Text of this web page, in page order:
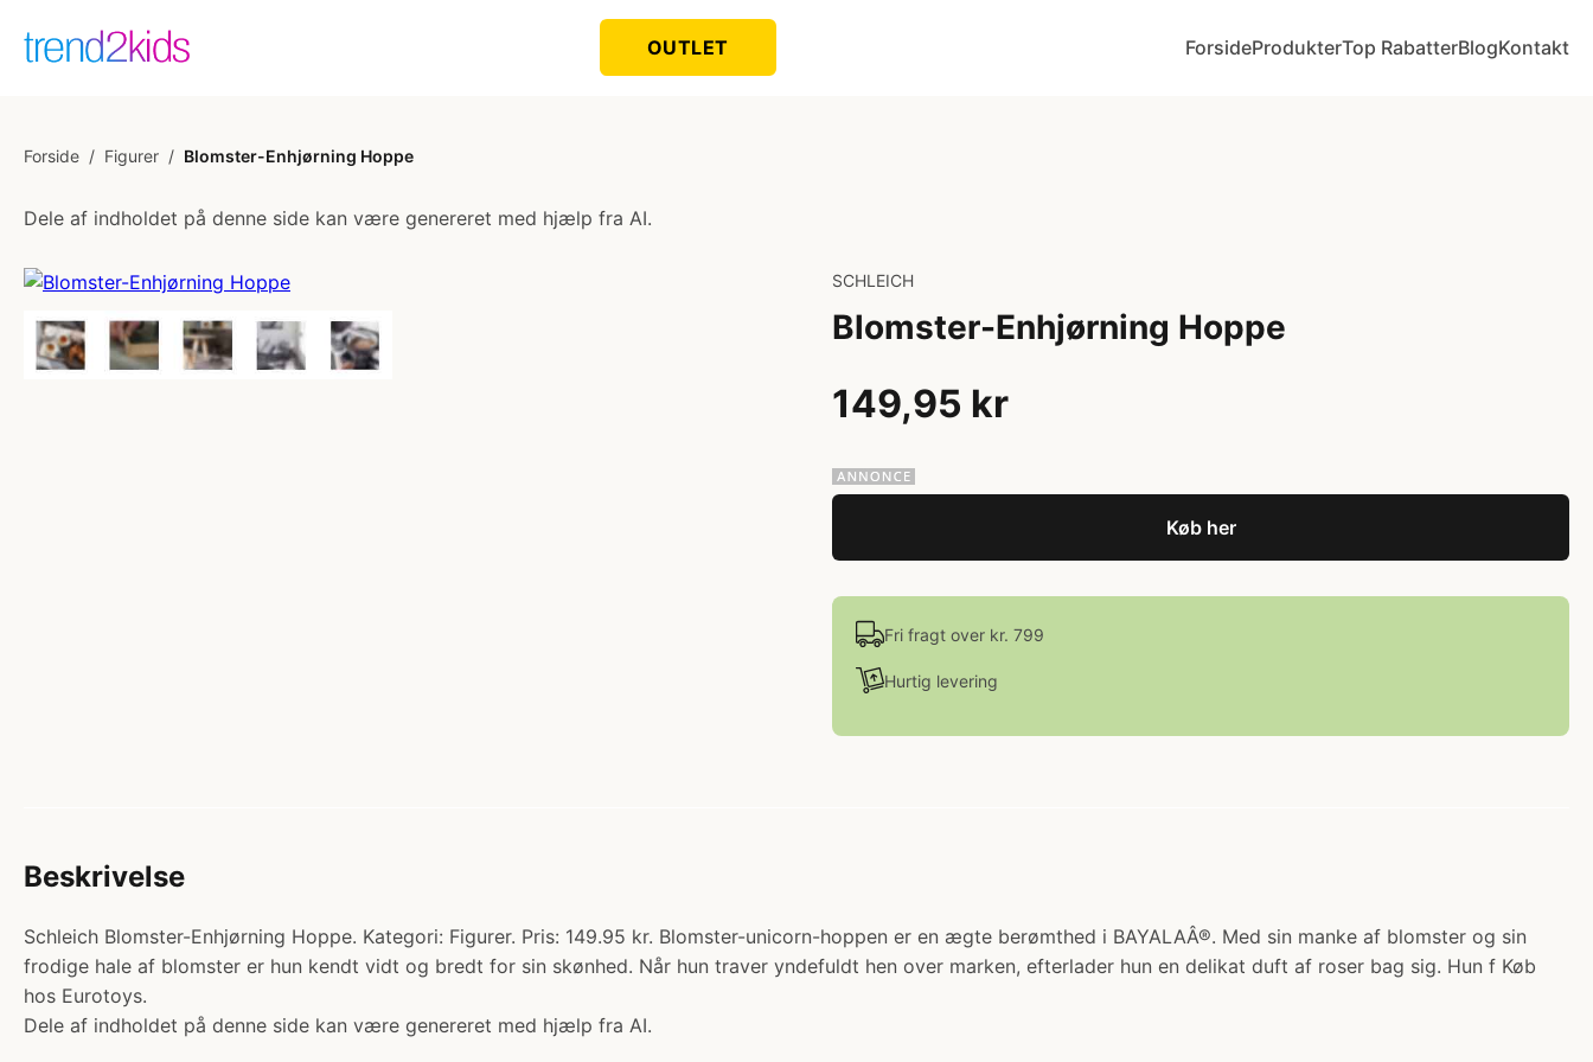
OUTLET ForsideProdukterTop RabatterBlogKontakt
Forside / Figurer / Blomster-Enhjørning Hoppe
Dele af indholdet på denne side kan være genereret med hjælp fra AI.
SCHLEICH
Blomster-Enhjørning Hoppe
149,95 kr
Køb her
Fri fragt over kr. 799
Hurtig levering
Beskrivelse
Schleich Blomster-Enhjørning Hoppe. Kategori: Figurer. Pris: 149.95 kr. Blomster-unicorn-hoppen er en ægte berømthed i BAYALAÂ®. Med sin manke af blomster og sin
frodige hale af blomster er hun kendt vidt og bredt for sin skønhed. Når hun traver yndefuldt hen over marken, efterlader hun en delikat duft af roser bag sig. Hun f Køb
hos Eurotoys.
Dele af indholdet på denne side kan være genereret med hjælp fra AI.